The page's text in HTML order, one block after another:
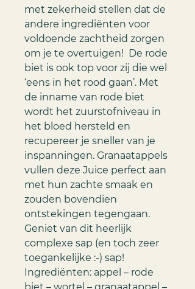
met zekerheid stellen dat de
andere ingrediënten voor
voldoende zachtheid zorgen
om je te overtuigen! De rode
biet is ook top voor zij die wel
‘eens in het rood gaan’. Met
de inname van rode biet
wordt het zuurstofniveau in
het bloed hersteld en
recupereer je sneller van je
inspanningen. Granaatappels
vullen deze Juice perfect aan
met hun zachte smaak en
zouden bovendien
ontstekingen tegengaan.
Geniet van dit heerlijk
complexe sap (en toch zeer
toegankelijke :-) sap!
Ingrediënten: appel – rode
biet – wortel – granaatappel –